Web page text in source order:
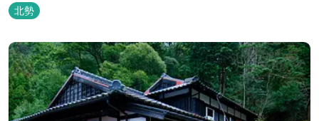
家族連れ用宿泊施設として、ハイキングやキャンプの拠点として最
適です。
北勢